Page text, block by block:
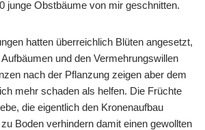
junge Obstbäume von mir geschnitten.
hatten überreichlich Blüten angesetzt,
und den Vermehrungswillen
nach der Pflanzung zeigen aber dem
mehr schaden als helfen. Die Früchte
die eigentlich den Kronenaufbau
Boden verhindern damit einen gewollten